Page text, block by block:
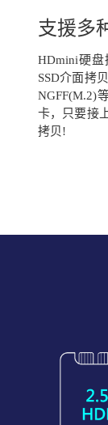
支援多
HDmini硬
SSD介面拷
NGFF(M.2)
卡，只要接
拷贝!